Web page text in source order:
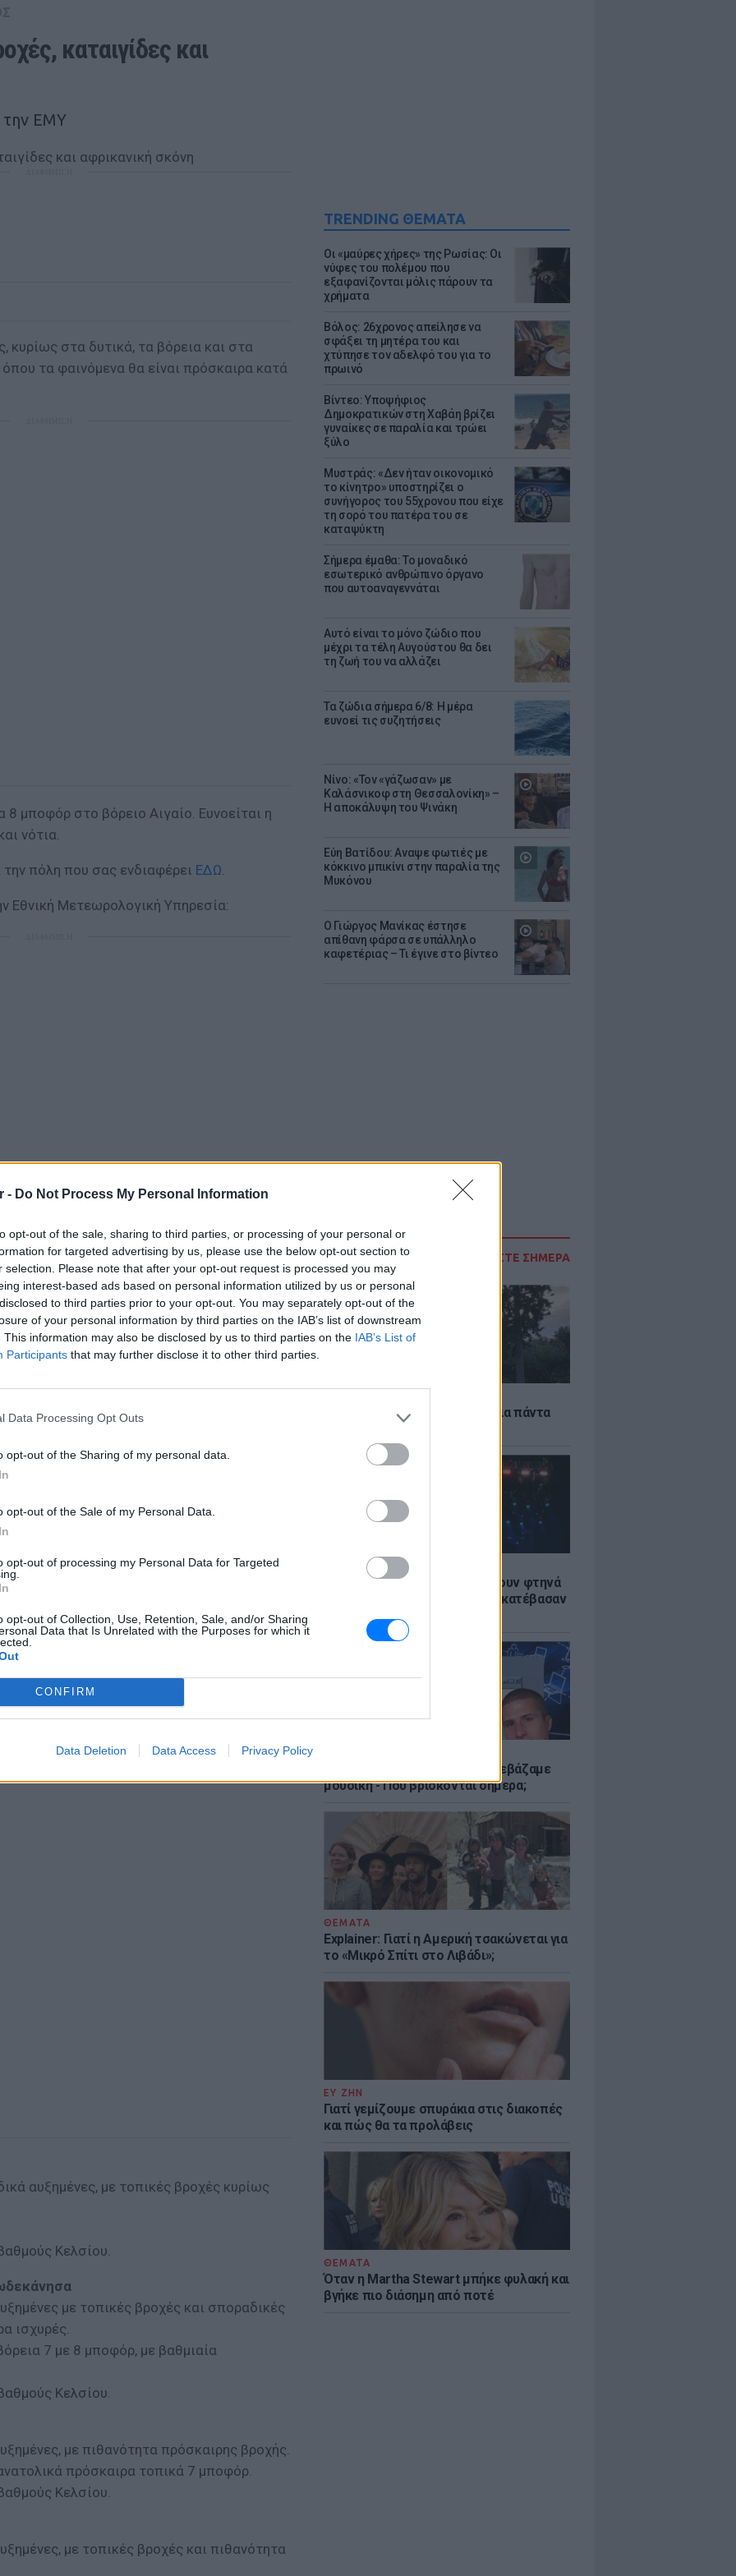
- Do Not Process My Personal Information
opt-out of the sale, sharing to third parties, or processing of your personal or
for targeted advertising by us, please use the below opt-out section to
selection. Please note that after your opt-out request is processed you may
interest-based ads based on personal information utilized by us or personal
to third parties prior to your opt-out. You may separately opt-out of the
of your personal information by third parties on the IAB’s list of downstream
This information may also be disclosed by us to third parties on the IAB’s List of
Participants that may further disclose it to other third parties.
Data Processing Opt Outs
opt-out of the Sharing of my personal data.
opt-out of the Sale of my Personal Data.
opt-out of processing my Personal Data for Targeted
opt-out of Collection, Use, Retention, Sale, and/or Sharing
Data that Is Unrelated with the Purposes for which it
CONFIRM
Data Deletion Data Access Privacy Policy
TRENDING ΘΕΜΑΤΑ
Οι «μαύρες χήρες» της Ρωσίας: Οι
νύφες του πολέμου που
εξαφανίζονται μόλις πάρουν τα
χρήματα
Βόλος: 26χρονος απείλησε να
σφάξει τη μητέρα του και
χτύπησε τον αδελφό του για το
πρωινό
Βίντεο: Υποψήφιος
Δημοκρατικών στη Χαβάη βρίζει
γυναίκες σε παραλία και τρώει
ξύλο
Μυστράς: «Δεν ήταν οικονομικό
το κίνητρο» υποστηρίζει ο
συνήγορος του 55χρονου που είχε
τη σορό του πατέρα του σε
καταψύκτη
Σήμερα έμαθα: Το μοναδικό
εσωτερικό ανθρώπινο όργανο
που αυτοαναγεννάται
Αυτό είναι το μόνο ζώδιο που
μέχρι τα τέλη Αυγούστου θα δει
τη ζωή του να αλλάζει
Τα ζώδια σήμερα 6/8: Η μέρα
ευνοεί τις συζητήσεις
Νίνο: «Τον «γάζωσαν» με
Καλάσνικοφ στη Θεσσαλονίκη» –
Η αποκάλυψη του Ψινάκη
Εύη Βατίδου: Αναψε φωτιές με
κόκκινο μπικίνι στην παραλία της
Μυκόνου
Ο Γιώργος Μανίκας έστησε
απίθανη φάρσα σε υπάλληλο
καφετέριας – Τι έγινε στο βίντεο
ΔΙΑΒΑΣΤΕ ΣΗΜΕΡΑ
Ο αρχιτέκτονας που άλλαξε για πάντα
LIFESTYLE
Οι συναυλίες επιτέλους βγάζουν φτηνά
εισιτήρια - Ποιοι καλλιτέχνες κατέβασαν
τις τιμές
Έφτιαξαν το Napster που κατεβάζαμε
μουσική - Πού βρίσκονται σήμερα;
ΘΕΜΑΤΑ
Explainer: Γιατί η Αμερική τσακώνεται για
το «Μικρό Σπίτι στο Λιβάδι»;
ΕΥ ΖΗΝ
Γιατί γεμίζουμε σπυράκια στις διακοπές
και πώς θα τα προλάβεις
ΘΕΜΑΤΑ
Όταν η Martha Stewart μπήκε φυλακή και
βγήκε πιο διάσημη από ποτέ
καταιγίδες και
την ΕΜΥ
κυρίως στα δυτικά, τα βόρεια και στα
όπου τα φαινόμενα θα είναι πρόσκαιρα κατά
8 μποφόρ στο βόρειο Αιγαίο. Ευνοείται η
νότια.
την πόλη που σας ενδιαφέρει ΕΔΩ.
Εθνική Μετεωρολογική Υπηρεσία:
και σποραδικές καταιγίδες, κυρίως
Θράκη, όπου τα φαινόμενα θα είναι
3 με 5 και στα ανατολικά 6 με 7 και
εξασθένηση.
Κελσίου. Στη δυτική Μακεδονία 3 με
Στερεά, δυτική Πελοπόννησος
και σποραδικές καταιγίδες
4 με 6 μποφόρ.
Κελσίου. Στην Ήπειρο 3 με 4
ανατολική Πελοπόννησος
με τοπικές βροχές και σποραδικές
και την κεντρική Στερεά.
πρόσκαιρα τοπικά 7 μποφόρ.
Κελσίου.
αυξημένες, με τοπικές βροχές κυρίως
Κελσίου.
με τοπικές βροχές και σποραδικές
ισχυρές.
7 με 8 μποφόρ, με βαθμιαία
Κελσίου.
με πιθανότητα πρόσκαιρης βροχής.
πρόσκαιρα τοπικά 7 μποφόρ.
Κελσίου.
με τοπικές βροχές και πιθανότητα